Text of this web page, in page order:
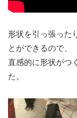
形状を引っ張った
とができるので、
直感的に形状がつ
た。